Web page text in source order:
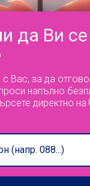
да Ви се
Вас, за да
напълно
директно на